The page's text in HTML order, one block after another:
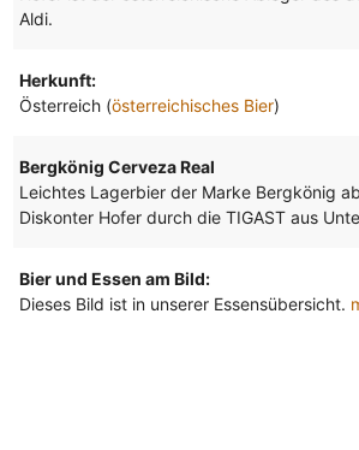
Aldi.
Herkunft:
Österreich (österreichisches Bier)
Bergkönig Cerveza Real
Leichtes Lagerbier der Marke Bergkönig
Diskonter Hofer durch die TIGAST aus
Bier und Essen am Bild:
Dieses Bild ist in unserer Essensübersicht.